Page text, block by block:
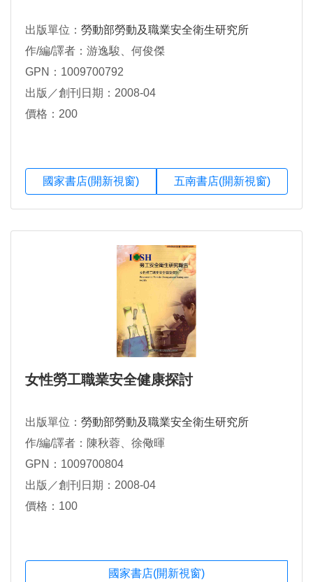
出版單位： 勞動部勞動及職業安全衛生研究所
作/編/譯者：游逸駿、何俊傑
GPN：1009700792
出版／創刊日期：2008-04
價格：200
國家書店(開新視窗) 五南書店(開新視窗)
女性勞工職業安全健康探討
出版單位： 勞動部勞動及職業安全衛生研究所
作/編/譯者：陳秋蓉、徐儆暉
GPN：1009700804
出版／創刊日期：2008-04
價格：100
國家書店(開新視窗)